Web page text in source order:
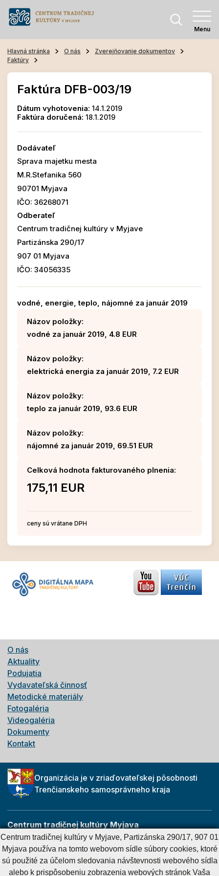
Menu
Hlavná stránka O nás
Zverejňovanie dokumentov
Faktúry
Faktúra DFB-003/19
Dátum vyhotovenia: 14.1.2019
Faktúra doručená: 18.1.2019
Dodávateľ
Sprava majetku mesta
M.R.Stefanika 560
90701 Myjava
IČO: 36268071
Odberateľ
Centrum tradičnej kultúry v Myjave
Partizánska 290/17
907 01 Myjava
IČO: 34056335
vodné, energie, teplo, nájomné za január 2019
Názov položky:
vodné za január 2019, 4.8 EUR
Názov položky:
elektrická energia za január 2019, 7.2 EUR
Názov položky:
teplo za január 2019, 93.6 EUR
Názov položky:
nájomné za január 2019, 69.51 EUR
Celková hodnota fakturovaného plnenia:
175,11 EUR
ceny sú vrátane DPH
O nás
Aktuality
Podujatia
Vydavateľská činnosť
Metodické materiály
Fotogaléria
Videogaléria
Dokumenty
Kontakt
Organizácia je v zriaďovateľskej pôsobnosti
Trenčianskeho samosprávneho kraja
Centrum tradičnej kultúry Myjava
Partizánska 290/17
907 01 Myjava
Cookies nastavenieCookies - viac informáciíVyhlásenie o prístupnosti
Centrum tradičnej kultúry v Myjave, Partizánska 290/17, 907 01
Myjava používa na tomto webovom sídle súbory cookies, ktoré
sú použité za účelom sledovania návštevnosti webového sídla
alebo k prispôsobeniu zobrazenia webových stránok Vaša